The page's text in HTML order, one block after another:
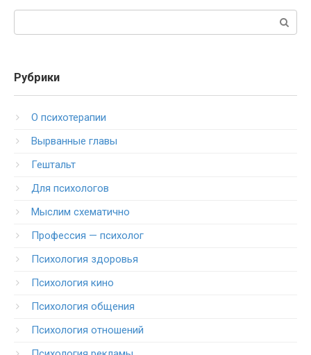
Рубрики
O психотерапии
Вырванные главы
Гештальт
Для психологов
Мыслим схематично
Профессия — психолог
Психология здоровья
Психология кино
Психология общения
Психология отношений